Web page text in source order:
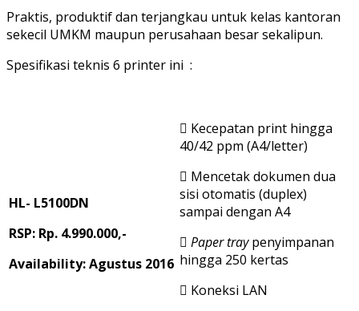
Praktis, produktif dan terjangkau untuk kelas kantoran
sekecil UMKM maupun perusahaan besar sekalipun.
Spesifikasi teknis 6 printer ini :
HL- L5100DN
RSP: Rp. 4.990.000,-
Availability: Agustus 2016
 Kecepatan print hingga
40/42 ppm (A4/letter)
 Mencetak dokumen dua
sisi otomatis (duplex)
sampai dengan A4
 Paper traypenyimpanan
hingga 250 kertas
 Koneksi LAN